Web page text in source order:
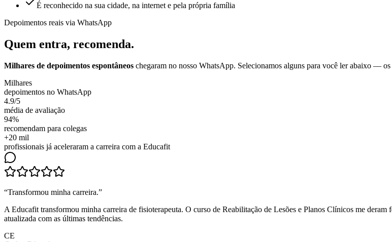
É reconhecido na sua cidade, na internet e pela própria família
Depoimentos reais via WhatsApp
Quem entra, recomenda.
Milhares de depoimentos espontâneos chegaram no nosso WhatsApp. Selecionamos alguns para você ler abaixo —
Milhares
depoimentos no WhatsApp
4.9/5
média de avaliação
94%
recomendam para colegas
+20 mil
profissionais já aceleraram a carreira com a Educafit
“Transformou minha carreira.”
A Educafit transformou minha carreira de fisioterapeuta. O curso de Reabilitação de Lesões e Planos Clínicos me deram
atualizada com as últimas tendências.
CE